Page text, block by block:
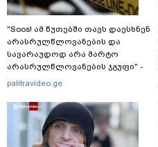
"Soos! ამ წუთებში თავს დაესხნენ
არასრულწლოვანების და
სავარაუდოდ არა მარტო
არასრულწლოვანების ჯგუფი" -
რა ინფორმაციას ავრცელებს
palitravideo.ge